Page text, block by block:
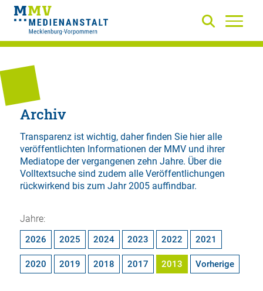
Archiv
Transparenz ist wichtig, daher finden Sie hier alle
veröffentlichten Informationen der MMV und ihrer
Mediatope der vergangenen zehn Jahre. Über die
Volltextsuchesind zudem alle Veröffentlichungen
rückwirkend bis zum Jahr 2005 auffindbar.
Jahre:
2026 2025 2024 2023 2022 2021
2020 2019 2018 2017 2013 Vorherige